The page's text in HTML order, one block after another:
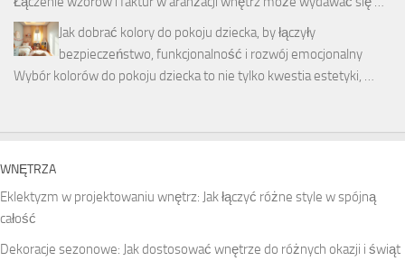
Jak dobrać kolory do pokoju dziecka, by łączyły
bezpieczeństwo, funkcjonalność i rozwój emocjonalny
Wybór kolorów do pokoju dziecka to nie tylko kwestia estetyki, …
WNĘTRZA
Eklektyzm w projektowaniu wnętrz: Jak łączyć różne style w spójną
całość
Dekoracje sezonowe: Jak dostosować wnętrze do różnych okazji i świąt